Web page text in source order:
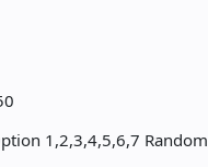
1,2,3,4,5,6,7 Random